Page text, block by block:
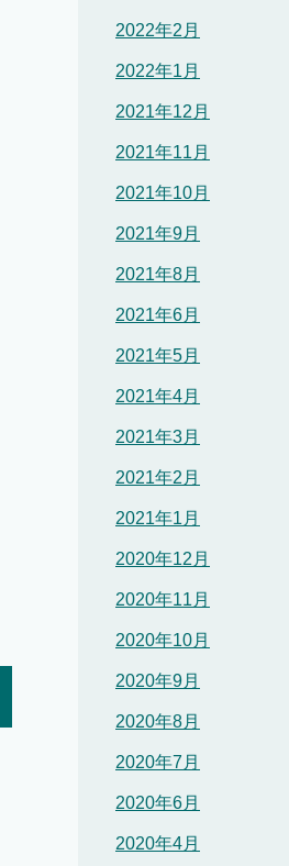
2022年2月
2022年1月
2021年12月
2021年11月
2021年10月
2021年9月
2021年8月
2021年6月
2021年5月
2021年4月
2021年3月
2021年2月
2021年1月
2020年12月
2020年11月
2020年10月
2020年9月
2020年8月
2020年7月
2020年6月
2020年4月